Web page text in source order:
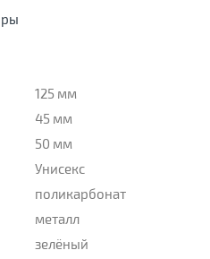
125 мм
45 мм
50 мм
Унисекс
поликарбонат
металл
зелёный